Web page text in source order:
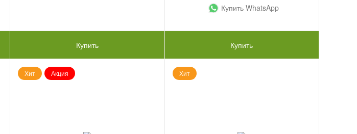
Купить
Купить WhatsApp
Купить
Хит Акция Хит